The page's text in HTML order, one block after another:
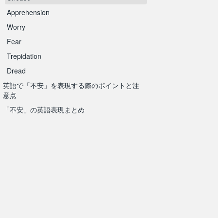
Apprehension
Worry
Fear
Trepidation
Dread
英語で「不安」を表現する際のポイントと注
意点
「不安」の英語表現まとめ